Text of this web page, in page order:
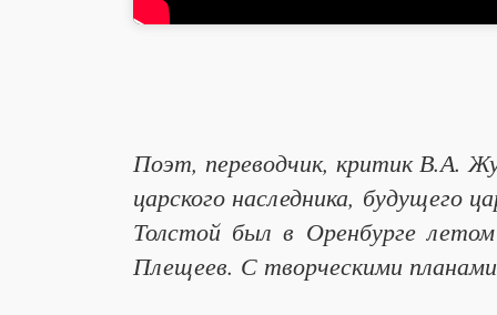
Поэт, переводчик, критик В.А.
царского наследника, будущего
Толстой был в Оренбурге
Плещеев. С творческими